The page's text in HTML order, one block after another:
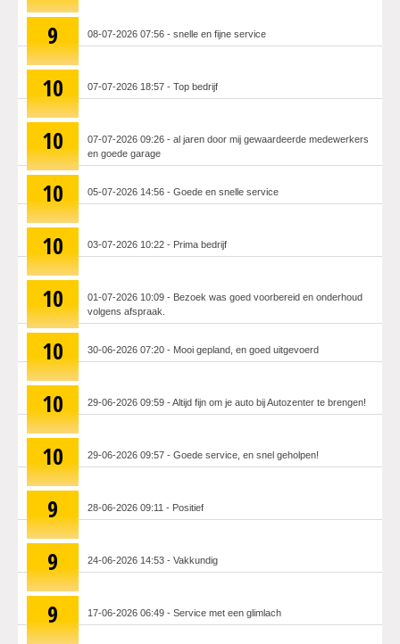
9 08-07-2026 07:56 - snelle en fijne service
10 07-07-2026 18:57 - Top bedrijf
10
07-07-2026 09:26 - al jaren door mij gewaardeerde medewerkers
en goede garage
10 05-07-2026 14:56 - Goede en snelle service
10 03-07-2026 10:22 - Prima bedrijf
10
01-07-2026 10:09 - Bezoek was goed voorbereid en onderhoud
volgens afspraak.
10 30-06-2026 07:20 - Mooi gepland, en goed uitgevoerd
10 29-06-2026 09:59 - Altijd fijn om je auto bij Autozenter te brengen!
10 29-06-2026 09:57 - Goede service, en snel geholpen!
9 28-06-2026 09:11 - Positief
9 24-06-2026 14:53 - Vakkundig
9 17-06-2026 06:49 - Service met een glimlach